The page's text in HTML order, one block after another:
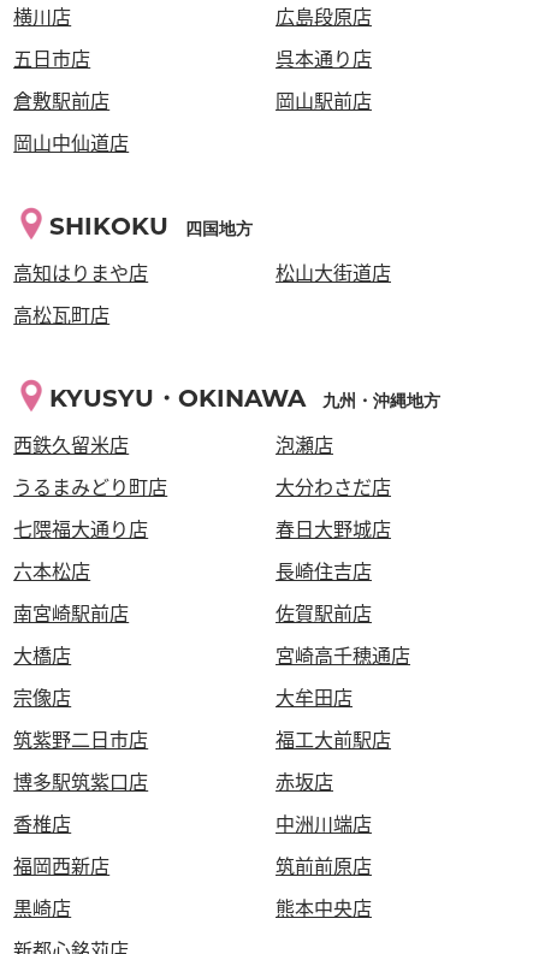
横川店
広島段原店
五日市店
呉本通り店
倉敷駅前店
岡山駅前店
岡山中仙道店
SHIKOKU 四国地方
高知はりまや店
松山大街道店
高松瓦町店
KYUSYU・OKINAWA 九州・沖縄地方
西鉄久留米店
泡瀬店
うるまみどり町店
大分わさだ店
七隈福大通り店
春日大野城店
六本松店
長崎住吉店
南宮崎駅前店
佐賀駅前店
大橋店
宮崎高千穂通店
宗像店
大牟田店
筑紫野二日市店
福工大前駅店
博多駅筑紫口店
赤坂店
香椎店
中洲川端店
福岡西新店
筑前前原店
黒崎店
熊本中央店